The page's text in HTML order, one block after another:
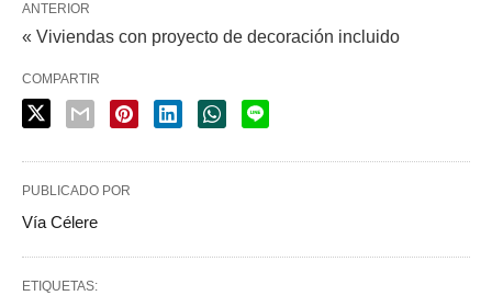
ANTERIOR
« Viviendas con proyecto de decoración incluido
COMPARTIR
PUBLICADO POR
Vía Célere
ETIQUETAS: